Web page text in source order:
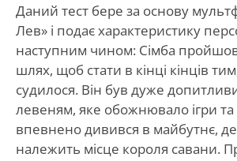
Даний тест бере за основу
Лев» і подає характеристику
наступним чином: Сімба
шлях, щоб стати в кінці кінців
судилося. Він був дуже
левеням, яке обожнювало ігри та
впевнено дивився в майбутнє,
належить місце короля савани.